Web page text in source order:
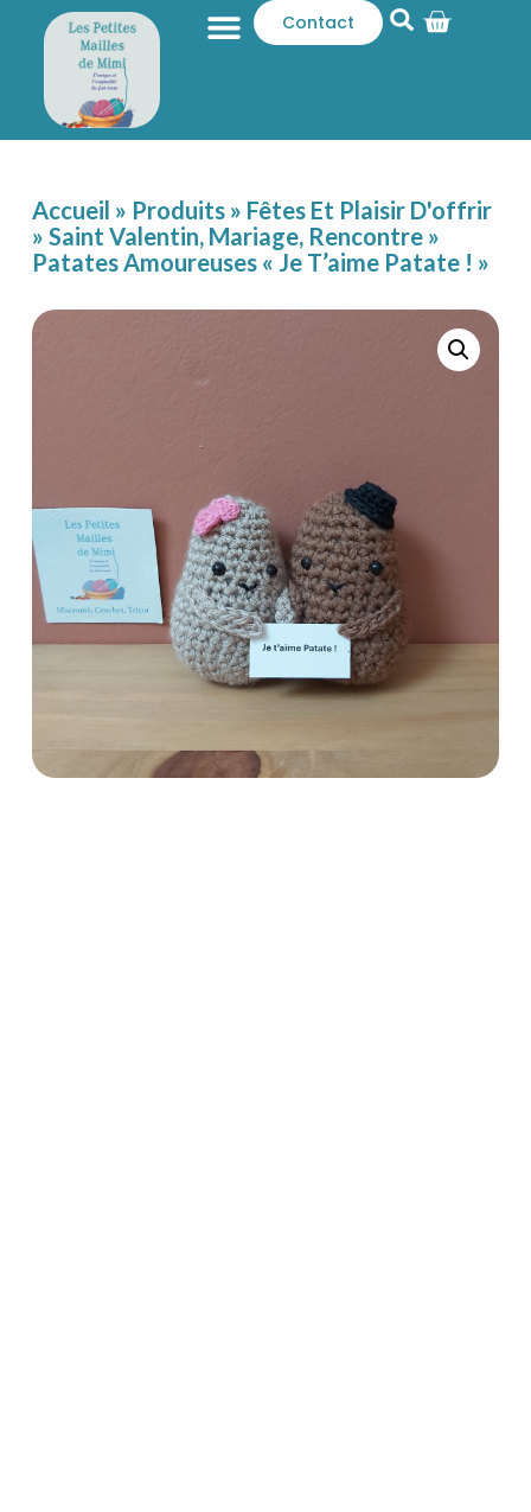
Contact
Accueil » Produits» Fêtes Et Plaisir D'offrir
» Saint Valentin, Mariage, Rencontre»
Patates Amoureuses « Je T’aime Patate ! »